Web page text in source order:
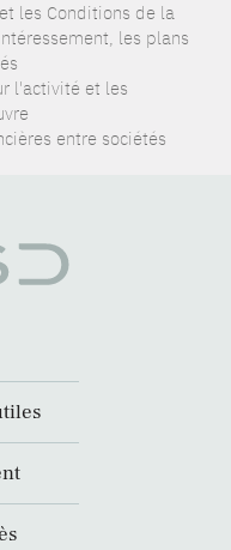
les Conditions de la
les plans
l'activité et les
entre sociétés